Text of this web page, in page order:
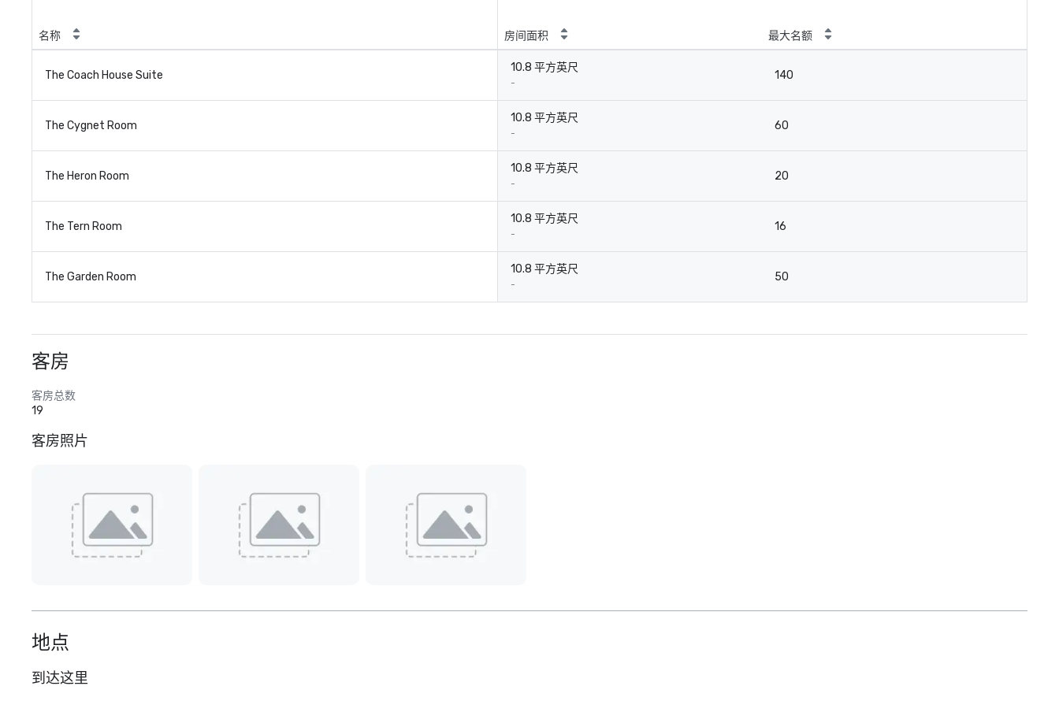
名称 房间面积 最大名额
The Coach House Suite
10.8 平方英尺
-
140
The Cygnet Room
10.8 平方英尺
-
60
The Heron Room
10.8 平方英尺
-
20
The Tern Room
10.8 平方英尺
-
16
The Garden Room
10.8 平方英尺
-
50
客房
客房总数
19
客房照片
地点
到达这里